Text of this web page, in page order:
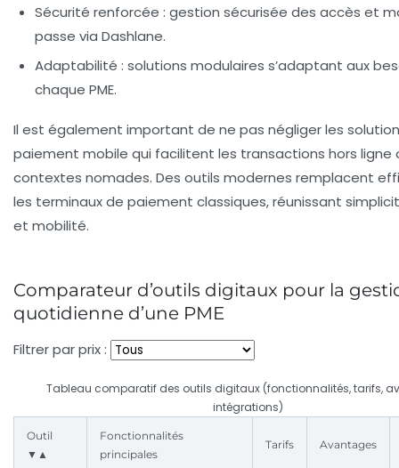
Sécurité renforcée : gestion sécurisée des accès et
passe via Dashlane.
Adaptabilité : solutions modulaires s’adaptant aux
chaque PME.
Il est également important de ne pas négliger les
paiement mobile qui facilitent les transactions hors ligne
contextes nomades. Des outils modernes remplacent
les terminaux de paiement classiques, réunissant
et mobilité.
Comparateur d’outils digitaux pour la
quotidienne d’une PME
Filtrer par prix :
Tableau comparatif des outils digitaux (fonctionnalités, tarifs,
intégrations)
Outil
▼▲
Fonctionnalités
principales
Tarifs Avantages